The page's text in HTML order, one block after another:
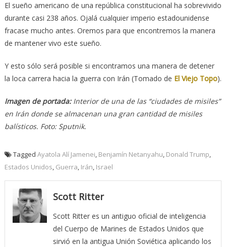
El sueño americano de una república constitucional ha sobrevivido
durante casi 238 años. Ojalá cualquier imperio estadounidense
fracase mucho antes. Oremos para que encontremos la manera
de mantener vivo este sueño.
Y esto sólo será posible si encontramos una manera de detener
la loca carrera hacia la guerra con Irán (Tomado de El Viejo Topo).
Imagen de portada:Interior de una de las “ciudades de misiles”
en Irán donde se almacenan una gran cantidad de misiles
balísticos. Foto: Sputnik.
Tagged Ayatola Alí Jamenei, Benjamín Netanyahu, Donald Trump,
Estados Unidos, Guerra, Irán, Israel
Scott Ritter
Scott Ritter es un antiguo oficial de inteligencia
del Cuerpo de Marines de Estados Unidos que
sirvió en la antigua Unión Soviética aplicando los